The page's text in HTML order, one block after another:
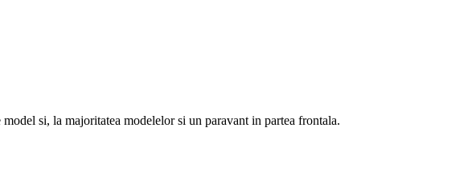
si, la majoritatea modelelor si un paravant in partea frontala.